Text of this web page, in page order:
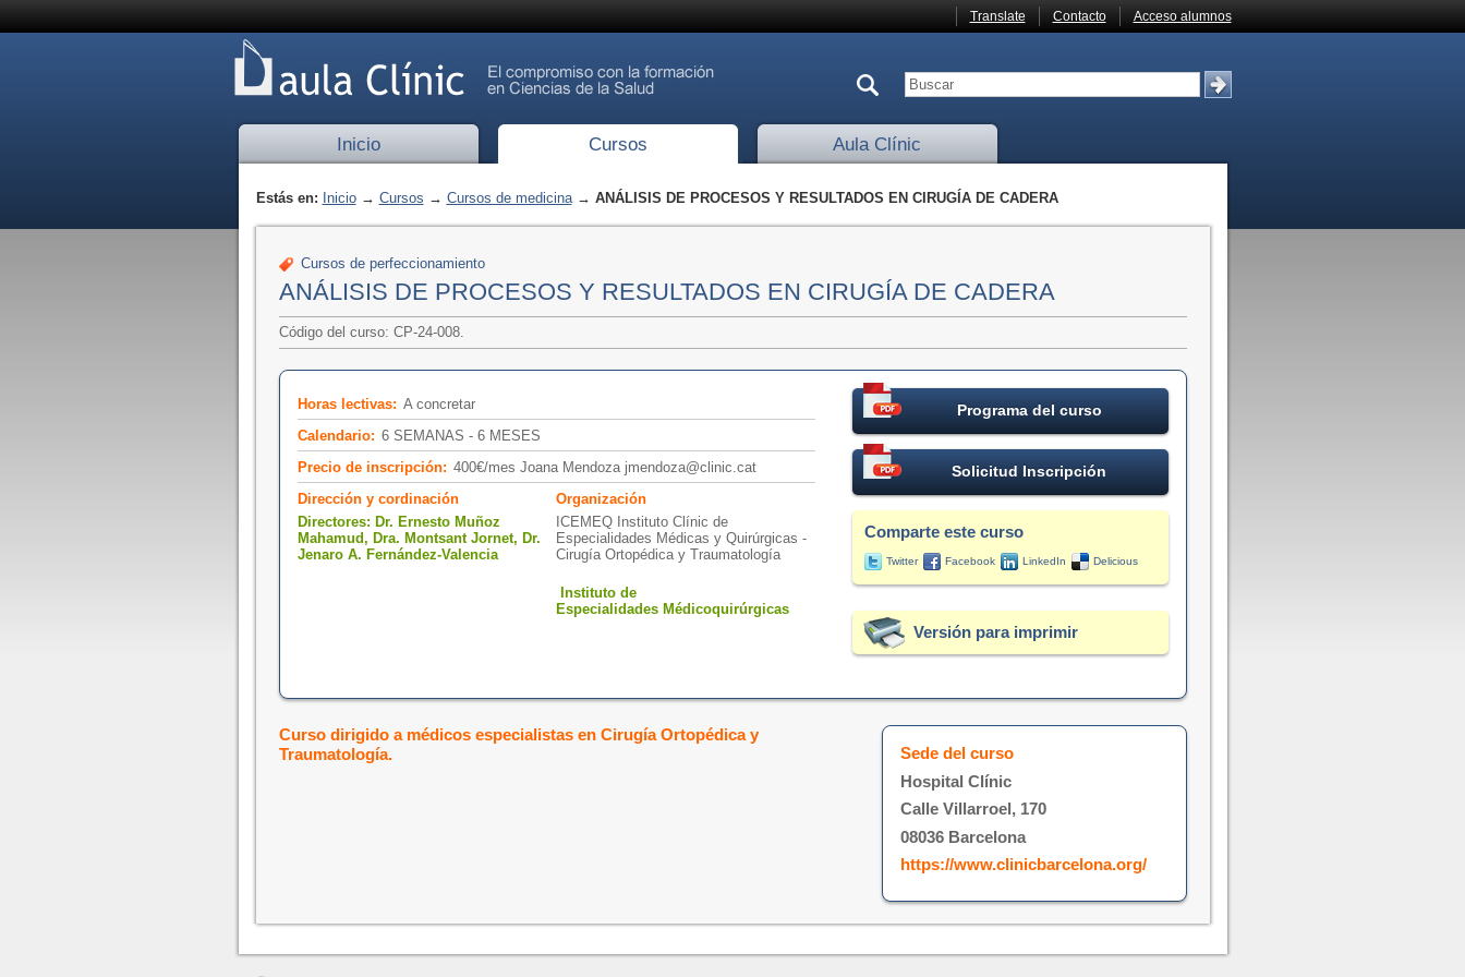
Translate Contacto Acceso alumnos
Inicio Cursos Aula Clínic
Estás en: Inicio→ Cursos → Cursos de medicina→ ANÁLISIS DE PROCESOS Y RESULTADOS EN CIRUGÍA DE CADERA
Cursos de perfeccionamiento
ANÁLISIS DE PROCESOS Y RESULTADOS EN CIRUGÍA DE CADERA
Código del curso: CP-24-008.
Horas lectivas: A concretar
Calendario: 6 SEMANAS - 6 MESES
Precio de inscripción: 400€/mes Joana Mendoza jmendoza@clinic.cat
Dirección y cordinación
Directores: Dr. Ernesto Muñoz
Mahamud, Dra. Montsant Jornet, Dr.
Jenaro A. Fernández-Valencia
Organización
ICEMEQ Instituto Clínic de
Especialidades Médicas y Quirúrgicas -
Cirugía Ortopédica y Traumatología
Instituto de
Especialidades Médicoquirúrgicas
Programa del curso
Solicitud Inscripción
Comparte este curso
Twitter Facebook LinkedIn Delicious
Versión para imprimir
Curso dirigido a médicos especialistas en Cirugía Ortopédica y
Traumatología.
Sede del curso
Hospital Clínic
Calle Villarroel, 170
08036 Barcelona
https://www.clinicbarcelona.org/